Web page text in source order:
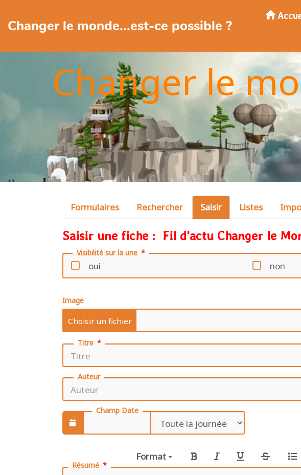
Changer le monde...est-ce possible ?
Changer le
Formulaires Rechercher Saisir Listes
Saisir une fiche : Fil d'actu Changer le
Visibilité sur la une
oui non
Image
Titre
Auteur
Champ Date
Résumé
Format